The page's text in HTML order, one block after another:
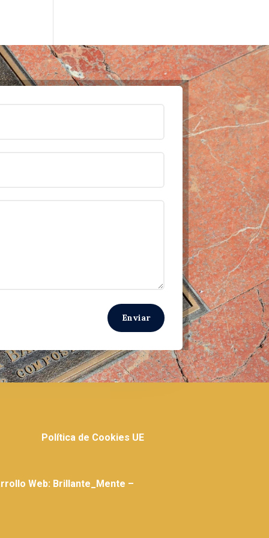
Enviar
Política de Cookies UE
Web: Brillante_Mente –